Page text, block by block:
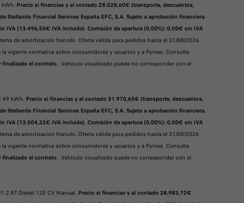
kWh. Precio si financias y al contado 28.028,60€ (transporte, descuentos,
Financial Services España EFC, S.A. Sujeto a aprobación financiera.
(13.496,55€ IVA incluido). Comisión de apertura (0,00%): 0,00€ sin IVA
de amortización francés. Oferta válida para pedidos hasta el 31/08/2026
vigente normativa sobre consumidores y usuarios y a Pymes. Consulte
finalizado el contrato. Vehículo visualizado puede no corresponder con el
49 kWh. Precio si financias y al contado 31.970,65€ (transporte, descuentos,
Financial Services España EFC, S.A. Sujeto a aprobación financiera.
(13.504,22€ IVA incluido). Comisión de apertura (0,00%): 0,00€ sin IVA
de amortización francés. Oferta válida para pedidos hasta el 31/08/2026
vigente normativa sobre consumidores y usuarios y a Pymes. Consulte
finalizado el contrato. Vehículo visualizado puede no corresponder con el
2.8T Diésel 120 CV Manual. Precio si financias y al contado 28.983,72€